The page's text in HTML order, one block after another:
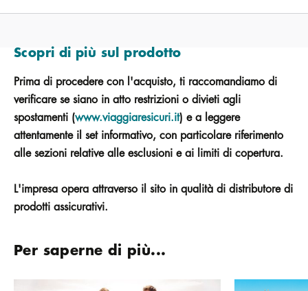
Scopri di più sul prodotto
Prima di procedere con l'acquisto, ti raccomandiamo di
verificare se siano in atto restrizioni o divieti agli
spostamenti (www.viaggiaresicuri.it) e a leggere
attentamente il set informativo, con particolare riferimento
alle sezioni relative alle esclusioni e ai limiti di copertura.
L'impresa opera attraverso il sito in qualità di distributore di
prodotti assicurativi.
Per saperne di più...